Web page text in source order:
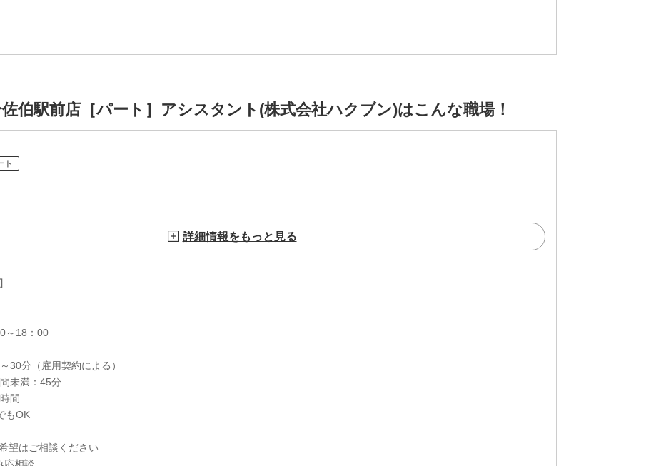
伯駅前店［パート］アシスタント(株式会社ハクブン)はこんな職場！
ト
詳細情報をもっと見る
～18：00
30分（雇用契約による）
未満：45分
間
もOK
望はご相談ください